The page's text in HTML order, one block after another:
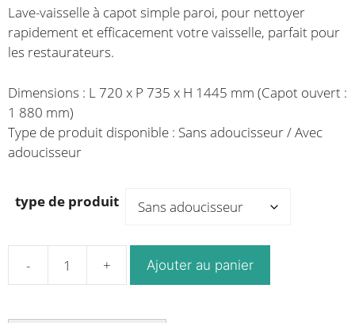
prix :
4,009.60€
à
prix :
3,528.45€
à
Lave-vaisselle à capot simple paroi, pour nettoyer
rapidement et efficacement votre vaisselle, parfait pour
les restaurateurs.
Dimensions : L 720 x P 735 x H 1445 mm (Capot ouvert :
1 880 mm)
Type de produit disponible : Sans adoucisseur / Avec
adoucisseur
type de produit
quantité
Ajouter au panier